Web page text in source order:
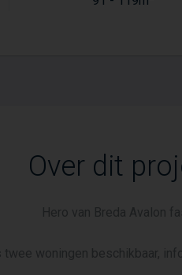
Over dit
Hero van Breda Avalon
woningen beschikbaar,